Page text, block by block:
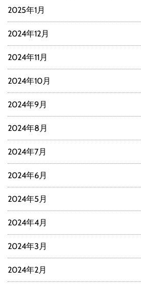
2025年1月
2024年12月
2024年11月
2024年10月
2024年9月
2024年8月
2024年7月
2024年6月
2024年5月
2024年4月
2024年3月
2024年2月